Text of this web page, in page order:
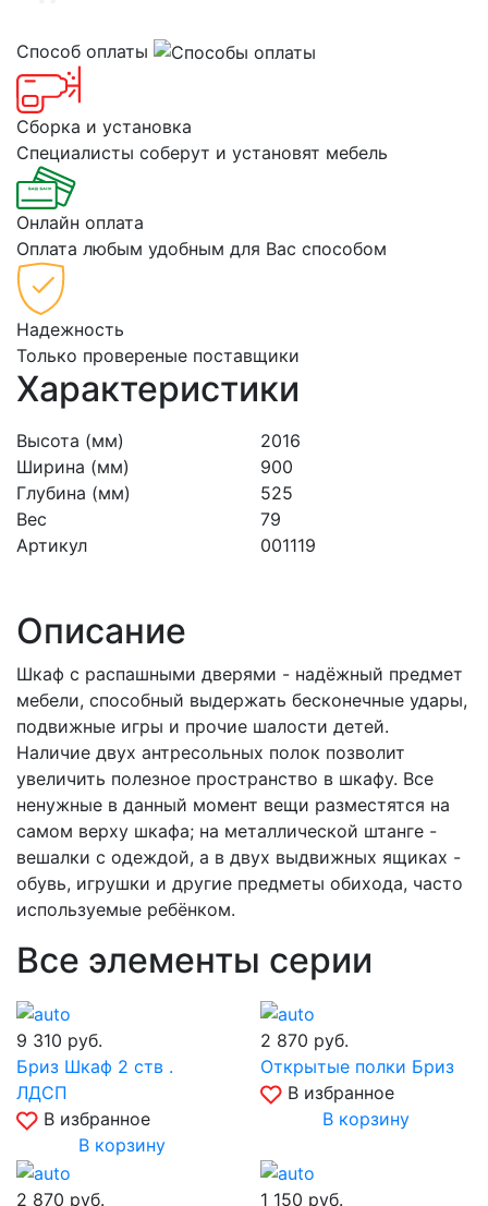
Способ оплаты
Сборка и установка
Специалисты соберут и установят мебель
Онлайн оплата
Оплата любым удобным для Вас способом
Надежность
Только провереные поставщики
Характеристики
Высота (мм)
2016
Ширина (мм)
900
Глубина (мм)
525
Вес
79
Артикул
001119
Описание
Шкаф с распашными дверями - надёжный предмет
мебели, способный выдержать бесконечные удары,
подвижные игры и прочие шалости детей.
Наличие двух антресольных полок позволит
увеличить полезное пространство в шкафу. Все
ненужные в данный момент вещи разместятся на
самом верху шкафа; на металлической штанге -
вешалки с одеждой, а в двух выдвижных ящиках -
обувь, игрушки и другие предметы обихода, часто
используемые ребёнком.
Все элементы серии
9 310 руб.
Бриз Шкаф 2 ств .
ЛДСП
В избранное
В корзину
2 870 руб.
Открытые полки Бриз
В избранное
В корзину
2 870 руб. 1 150 руб.